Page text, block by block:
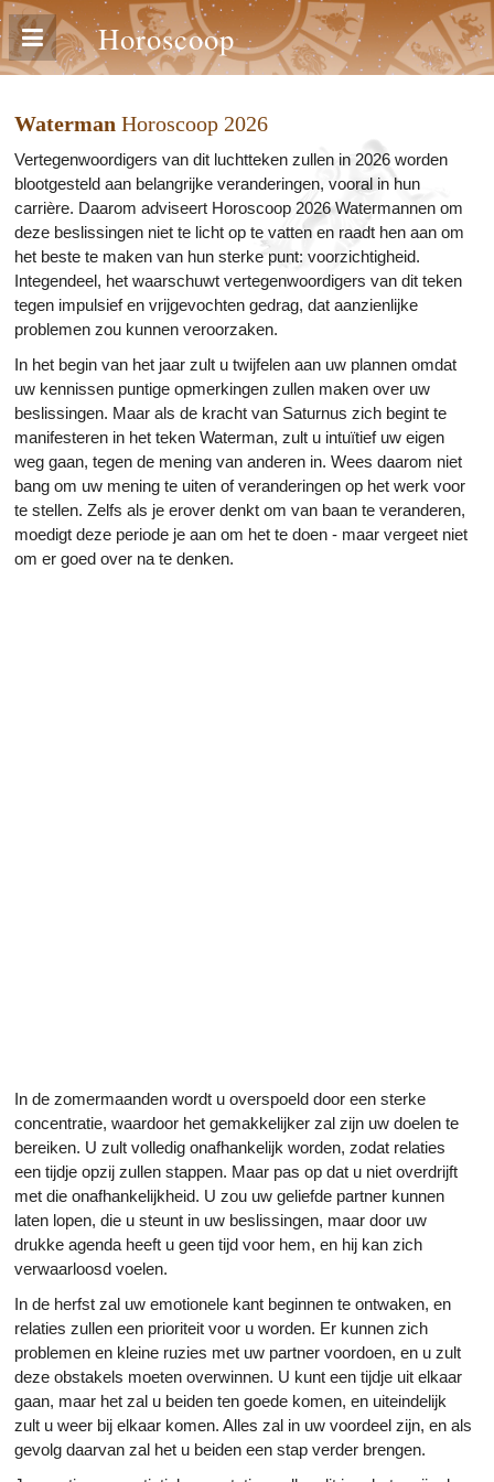
Horoscoop
Waterman Horoscoop 2026
Vertegenwoordigers van dit luchtteken zullen in 2026 worden
blootgesteld aan belangrijke veranderingen, vooral in hun
carrière. Daarom adviseert Horoscoop 2026 Watermannen om
deze beslissingen niet te licht op te vatten en raadt hen aan om
het beste te maken van hun sterke punt: voorzichtigheid.
Integendeel, het waarschuwt vertegenwoordigers van dit teken
tegen impulsief en vrijgevochten gedrag, dat aanzienlijke
problemen zou kunnen veroorzaken.
In het begin van het jaar zult u twijfelen aan uw plannen omdat
uw kennissen puntige opmerkingen zullen maken over uw
beslissingen. Maar als de kracht van Saturnus zich begint te
manifesteren in het teken Waterman, zult u intuïtief uw eigen
weg gaan, tegen de mening van anderen in. Wees daarom niet
bang om uw mening te uiten of veranderingen op het werk voor
te stellen. Zelfs als je erover denkt om van baan te veranderen,
moedigt deze periode je aan om het te doen - maar vergeet niet
om er goed over na te denken.
In de zomermaanden wordt u overspoeld door een sterke
concentratie, waardoor het gemakkelijker zal zijn uw doelen te
bereiken. U zult volledig onafhankelijk worden, zodat relaties
een tijdje opzij zullen stappen. Maar pas op dat u niet overdrijft
met die onafhankelijkheid. U zou uw geliefde partner kunnen
laten lopen, die u steunt in uw beslissingen, maar door uw
drukke agenda heeft u geen tijd voor hem, en hij kan zich
verwaarloosd voelen.
In de herfst zal uw emotionele kant beginnen te ontwaken, en
relaties zullen een prioriteit voor u worden. Er kunnen zich
problemen en kleine ruzies met uw partner voordoen, en u zult
deze obstakels moeten overwinnen. U kunt een tijdje uit elkaar
gaan, maar het zal u beiden ten goede komen, en uiteindelijk
zult u weer bij elkaar komen. Alles zal in uw voordeel zijn, en als
gevolg daarvan zal het u beiden een stap verder brengen.